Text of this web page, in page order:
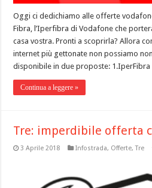
Oggi ci dedichiamo alle offerte
Fibra, l’Iperfibra di Vodafone che
casa vostra. Pronti a scoprirla? Allora
internet più gettonate non possiamo
disponibile in due proposte: 1.IperFibra
Continua a leggere »
Tre: imperdibile offerta
3 Aprile 2018 Infostrada, Offerte,Tre